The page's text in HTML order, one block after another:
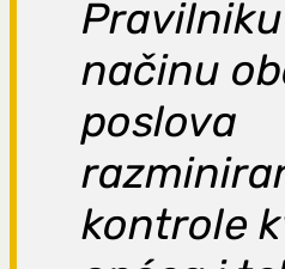
načinu
poslova
kontrole